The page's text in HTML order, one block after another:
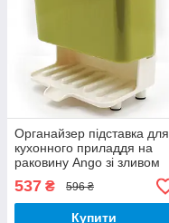
Органайзер підставка для
кухонного приладдя на
раковину Ango зі зливом
пластик
537 ₴ 596 ₴
Купити